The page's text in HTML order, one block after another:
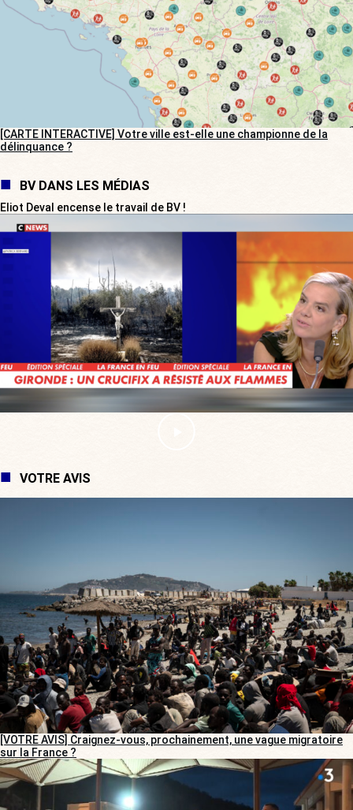
[CARTE INTERACTIVE] Votre ville est-elle une championne de la
délinquance ?
BV DANS LES MÉDIAS
Eliot Deval encense le travail de BV !
VOTRE AVIS
[VOTRE AVIS] Craignez-vous, prochainement, une vague migratoire
sur la France ?